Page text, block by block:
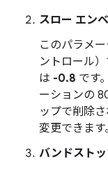
スロー エン
このパラメ
ントロール
は -0.8 です
ーションの
ップで削除さ
変更できます。
バンドスト